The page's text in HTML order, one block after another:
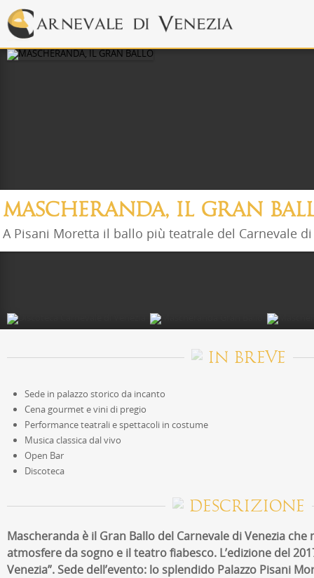
MASCHERANDA, IL GRAN
A Pisani Moretta il ballo più teatrale del Carnevale di
IN BREVE
Sede in palazzo storico da incanto
Cena gourmet e vini di pregio
Performance teatrali e spettacoli in costume
Musica classica dal vivo
Open Bar
Discoteca
DESCRIZIONE
Mascheranda è il Gran Ballo del Carnevale di Venezia
atmosfere da sogno e il teatro fiabesco. L’edizione del
Venezia”. Sede dell’evento: lo splendido Palazzo Pisani